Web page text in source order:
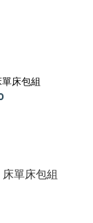
床包組